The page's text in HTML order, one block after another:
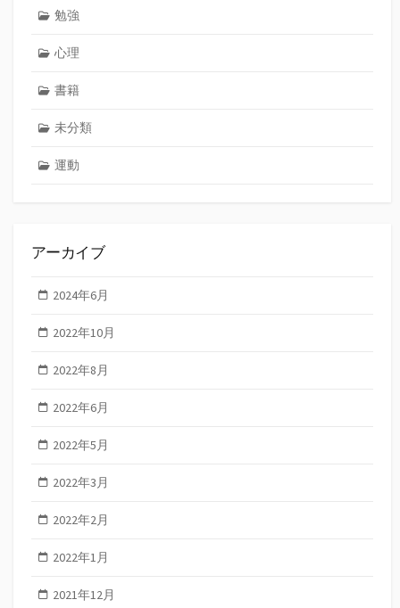
勉強
心理
書籍
未分類
運動
アーカイブ
2024年6月
2022年10月
2022年8月
2022年6月
2022年5月
2022年3月
2022年2月
2022年1月
2021年12月